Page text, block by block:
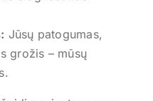
Jūsų patogumas,
grožis – mūsų